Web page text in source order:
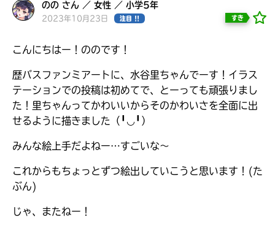
のの さん ／ 女性 ／ 小学5年
2023年10月23日 注目 !! すき
こんにちはー！ののです！
歴バスファンミアートに、水谷里ちゃんでーす！イラス
テーションでの投稿は初めてで、とーっても頑張りまし
た！里ちゃんってかわいいからそのかわいさを全面に出
せるように描きました（╹◡╹）
みんな絵上手だよねー…すごいな〜
これからもちょっとずつ絵出していこうと思います！(た
ぶん)
じゃ、またねー！